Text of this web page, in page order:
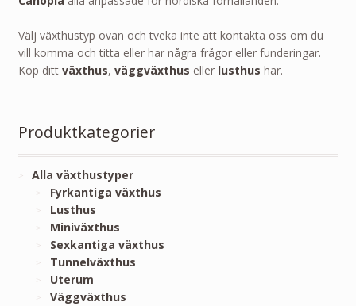
Välj växthustyp ovan och tveka inte att kontakta oss om du
vill komma och titta eller har några frågor eller funderingar.
Köp ditt växthus, väggväxthus eller lusthus här.
Produktkategorier
Alla växthustyper
Fyrkantiga växthus
Lusthus
Miniväxthus
Sexkantiga växthus
Tunnelväxthus
Uterum
Väggväxthus